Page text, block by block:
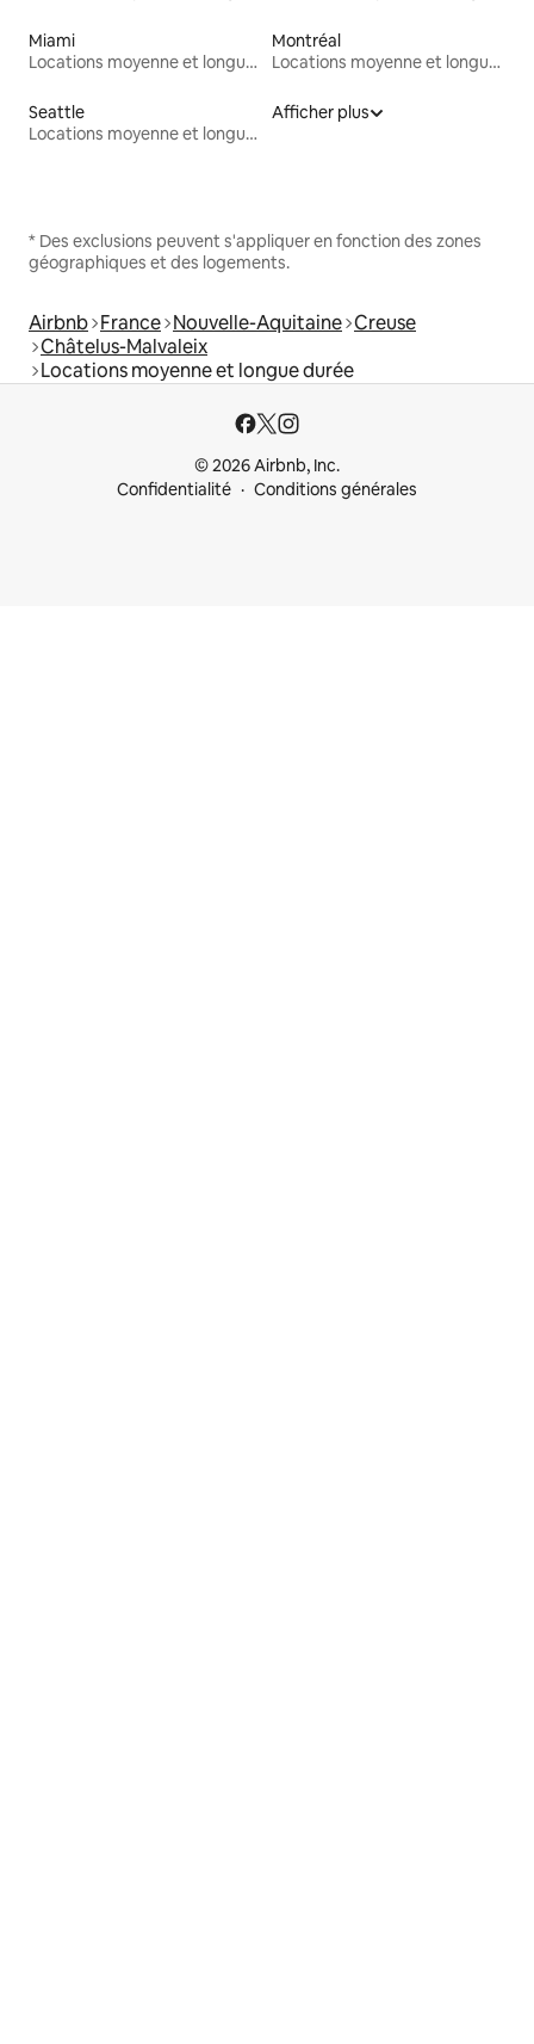
Miami
Locations moyenne et longue durée
Montréal
Locations moyenne et longue durée
Seattle
Locations moyenne et longue durée
Afficher plus
* Des exclusions peuvent s'appliquer en fonction des zones
géographiques et des logements.
Airbnb France Nouvelle-Aquitaine Creuse
Châtelus-Malvaleix
Locations moyenne et longue durée
© 2026 Airbnb, Inc.
Confidentialité
Conditions générales